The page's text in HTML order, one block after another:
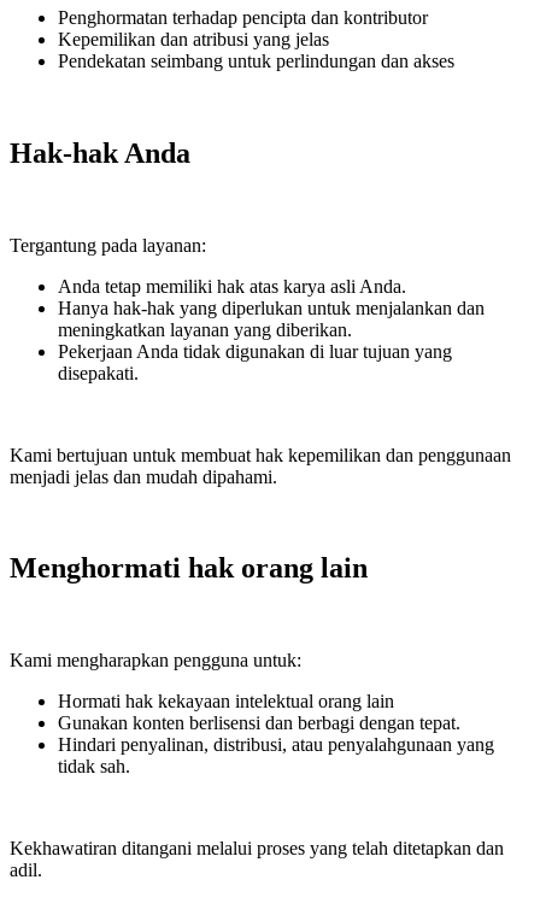
Penghormatan terhadap pencipta dan kontributor
Kepemilikan dan atribusi yang jelas
Pendekatan seimbang untuk perlindungan dan akses
Hak-hak Anda
Tergantung pada layanan:
Anda tetap memiliki hak atas karya asli Anda.
Hanya hak-hak yang diperlukan untuk menjalankan dan
meningkatkan layanan yang diberikan.
Pekerjaan Anda tidak digunakan di luar tujuan yang
disepakati.
Kami bertujuan untuk membuat hak kepemilikan dan penggunaan
menjadi jelas dan mudah dipahami.
Menghormati hak orang lain
Kami mengharapkan pengguna untuk:
Hormati hak kekayaan intelektual orang lain
Gunakan konten berlisensi dan berbagi dengan tepat.
Hindari penyalinan, distribusi, atau penyalahgunaan yang
tidak sah.
Kekhawatiran ditangani melalui proses yang telah ditetapkan dan
adil.